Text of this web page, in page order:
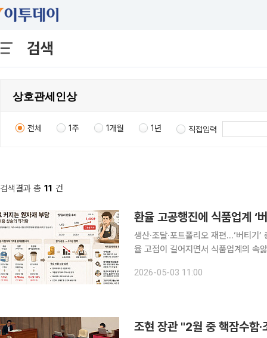
검색
전체 1주 1개월 1년 직접입력
검색결과 총 11 건
생산·조달·포트폴리오 재편...‘버티기’ 총
율 고점이 길어지면서 식품업계의 속
지는데 가격 인상은 쉽지 않아 식품업
2026-05-03 11:00
조현 장관 "2월 중 핵잠수함